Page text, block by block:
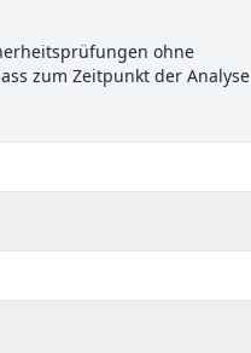
ohne
zum Zeitpunkt der Analyse